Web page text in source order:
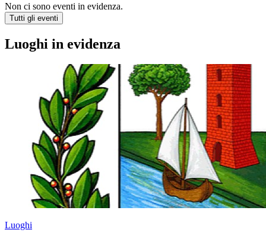
Non ci sono eventi in evidenza.
Tutti gli eventi
Luoghi in evidenza
Luoghi